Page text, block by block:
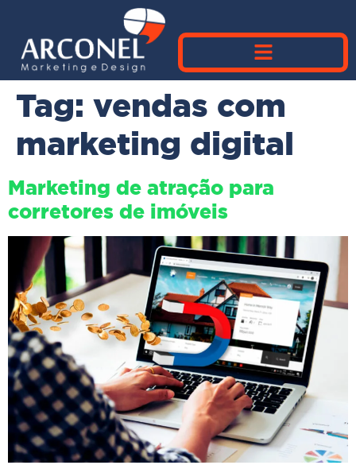
Tag: vendas com
marketing digital
Marketing de atração para
corretores de imóveis